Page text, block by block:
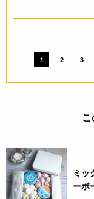
1 2 3
ミッ
ーボ